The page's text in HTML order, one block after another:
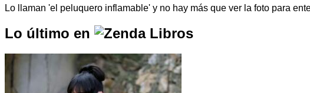
Lo llaman 'el peluquero inflamable' y no hay más que ver la foto para
Lo último en